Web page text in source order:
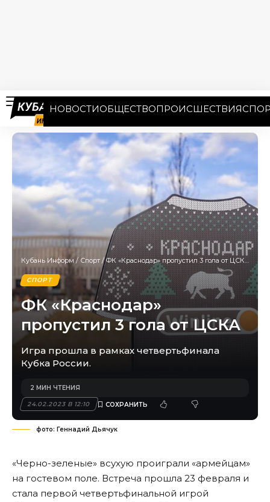
НОВОСТИОБЩЕСТВОПРОИСШЕСТВИЯ
Кубань Информ / Спорт /ФК «Краснодар» пропустил 3 гола от ЦСКА
СПОРТ
ФК «Краснодар»
пропустил 3 гола от ЦСКА
Игра прошла в рамках четвертьфинала
Кубка России.
24.02.2023 В 12:10
2 МИН ЧТЕНИЯ
фото: Геннадий Дьячук
«Черно-зеленые» всухую проиграли «армейцам»
на гостевом поле. Встреча прошла 23 февраля и
стала первой четвертьфинальной игрой